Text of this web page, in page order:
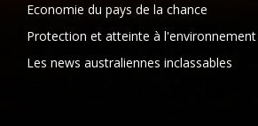
Economie du pays de la chance
Protection et atteinte à l'environnement
Les news australiennes inclassables